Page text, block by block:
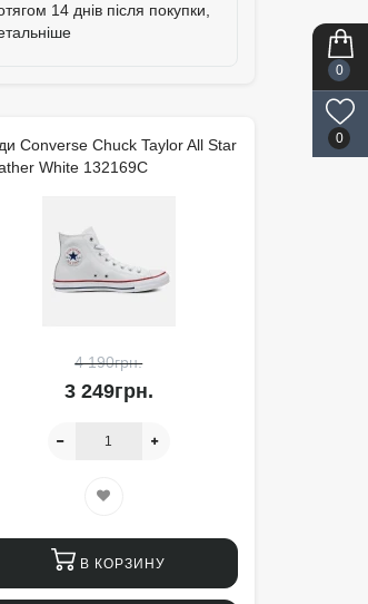
0
0
14 днів після покупки,
Converse Chuck Taylor All Star
White 132169C
4 190грн.
3 249грн.
В КОРЗИНУ